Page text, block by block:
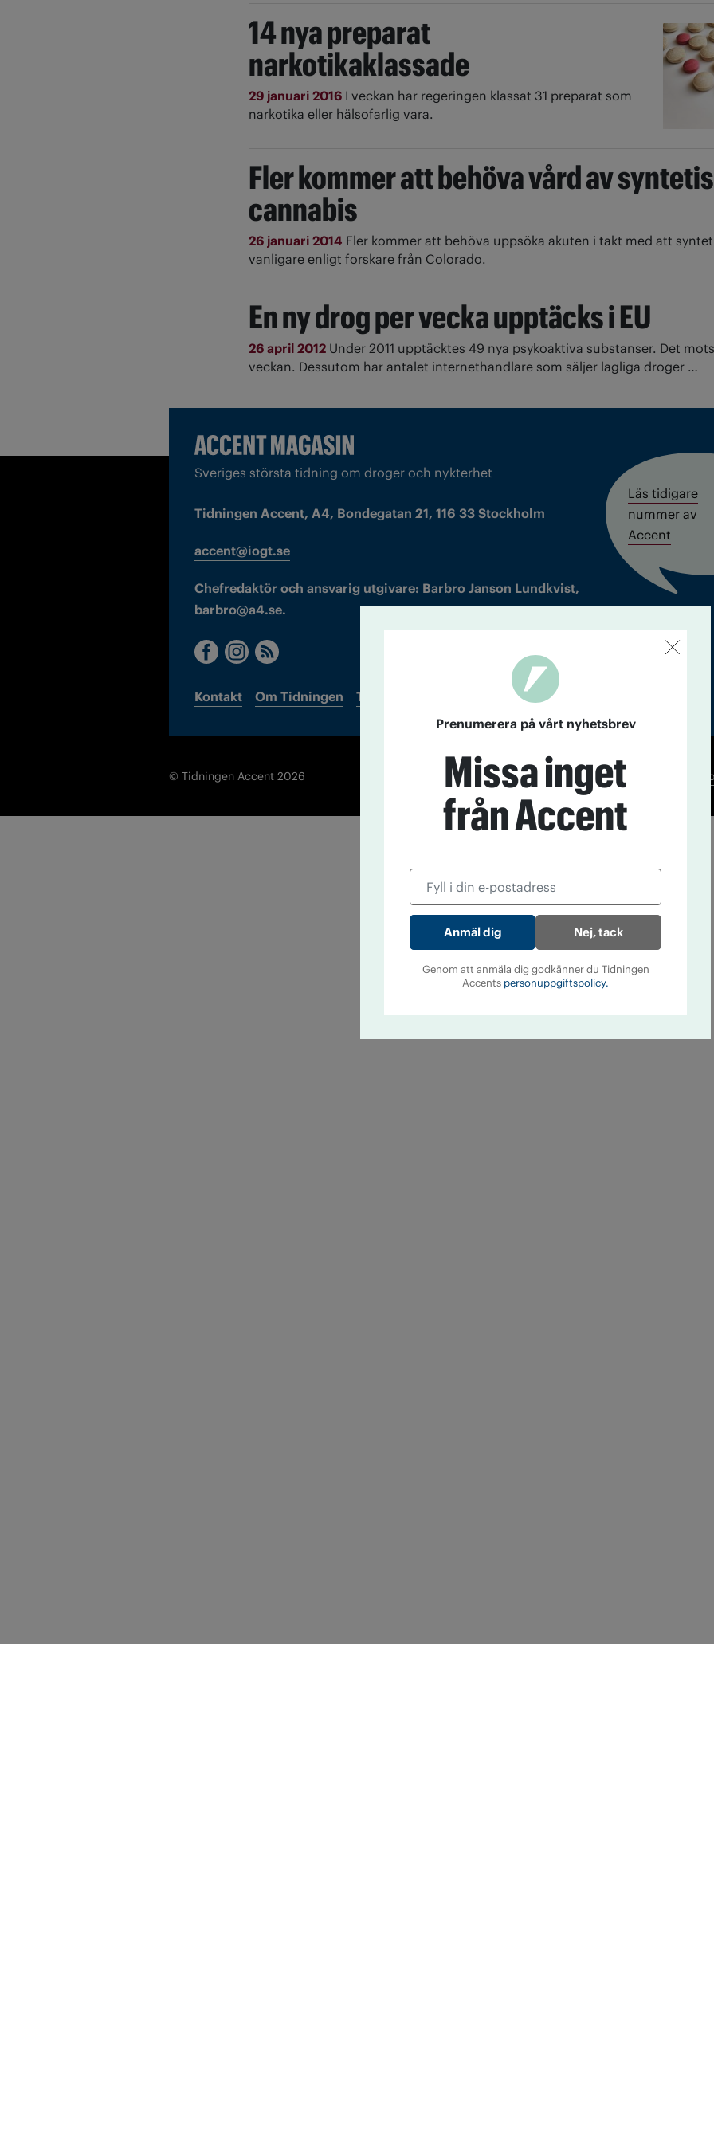
14 nya preparat
narkotikaklassade
29 januari 2016 I veckan har regeringen klassat 31 preparat som
narkotika eller hälsofarlig vara.
Fler kommer att behöva vård av
cannabis
26 januari 2014 Fler kommer att behöva uppsöka akuten i takt med att
vanligare enligt forskare från Colorado.
En ny drog per vecka upptäcks i EU
26 april 2012 Under 2011 upptäcktes 49 nya psykoaktiva substanser. Det
veckan. Dessutom har antalet internethandlare som säljer lagliga droger …
Sveriges största tidning om droger och nykterhet
Tidningen Accent, A4, Bondegatan 21, 116 33 Stockholm
accent@iogt.se
Chefredaktör och ansvarig utgivare: Barbro Janson Lundkvist,
barbro@a4.se.
Kontakt Om Tidningen Tidningsarkiv In English
Läs tidigare
nummer av
Accent
© Tidningen Accent 2026
Prenumerera på vårt nyhetsbrev
Missa inget
från Accent
Nej, tack
Genom att anmäla dig godkänner du Tidningen
Accents personuppgiftspolicy.